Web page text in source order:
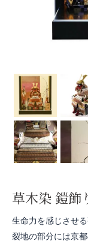
草木染 鎧飾
生命力を感じさせ
裂地の部分には京